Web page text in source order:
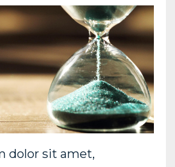
dolor sit amet,